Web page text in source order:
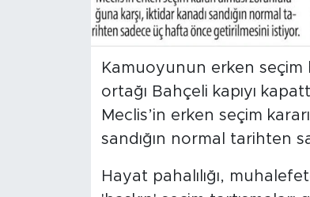
Kamuoyunun erken
ortağı Bahçeli kapıyı
Meclis’in erken seçim
sandığın normal tarihten
Hayat pahalılığı,
EKONOMİ
KÜLTÜR SANAT
TARİHTEN GÜNÜMÜZE